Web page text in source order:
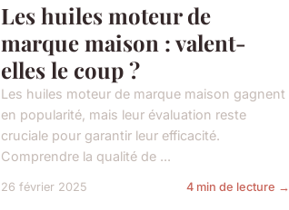
Les huiles moteur de
marque maison : valent-
elles le coup ?
Les huiles moteur de marque maison gagnent
en popularité, mais leur évaluation reste
cruciale pour garantir leur efficacité.
Comprendre la qualité de ...
26 février 2025 4 min de lecture →